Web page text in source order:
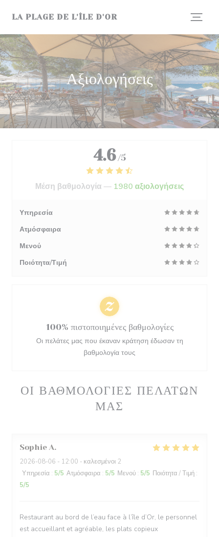
LA PLAGE DE L'ÎLE D'OR
Αξιολογήσεις
ΟΙ ΒΑΘΜΟΛΟΓΊΕΣ ΠΕΛΑΤΏΝ
ΜΑΣ
Sophie A
2026-08-06 - 12:00 - καλεσμένοι 2
Υπηρεσία : 5/5 Ατμόσφαιρα : 5/5 Μενού : 5/5 Ποιότητα / Τιμή :
5/5
Restaurant au bord de l’eau face à l’île d’Or, le personnel
est accueillant et agréable, les plats copieux
4.6 /5
Μέση βαθμολογία — 1980 αξιολογήσεις
Υπηρεσία
Ατμόσφαιρα
Μενού
Ποιότητα/Τιμή
100% πιστοποιημένες βαθμολογίες
Οι πελάτες μας που έκαναν κράτηση έδωσαν τη
βαθμολογία τους